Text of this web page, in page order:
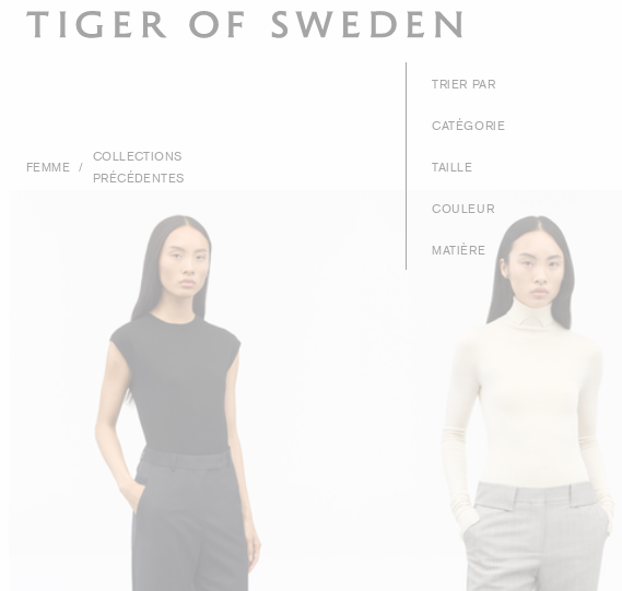
FEMME /
COLLECTIONS
PRÉCÉDENTES
TRIER PAR
CATÉGORIE
TAILLE
COULEUR
MATIÈRE